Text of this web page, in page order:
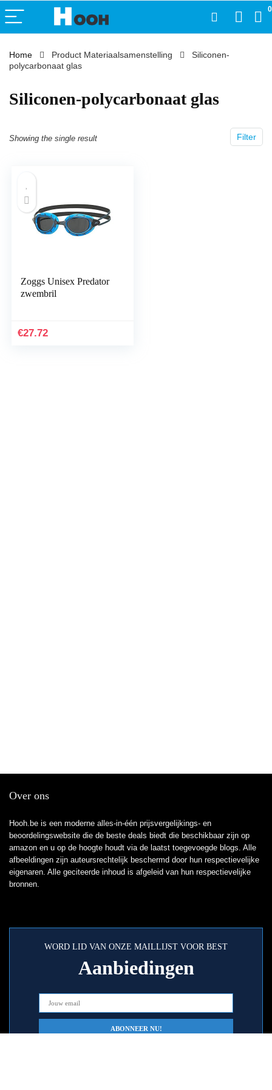
0
Home Product Materiaalsamenstelling
‎Siliconen-
polycarbonaat glas
‎Siliconen-polycarbonaat glas
Filter
Showing the single result
Zoggs Unisex Predator
zwembril
€27.72
Over ons
Hooh.be is een moderne alles-in-één prijsvergelijkings- en
beoordelingswebsite die de beste deals biedt die beschikbaar zijn op
amazon en u op de hoogte houdt via de laatst toegevoegde blogs. Alle
afbeeldingen zijn auteursrechtelijk beschermd door hun respectievelijke
eigenaren. Alle geciteerde inhoud is afgeleid van hun respectievelijke
bronnen.
WORD LID VAN ONZE MAILLIJST VOOR BEST
Aanbiedingen